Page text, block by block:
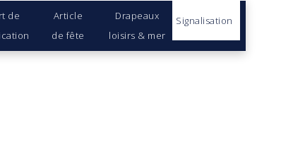
de
Article
de fête
Drapeaux
loisirs & mer
Signalisation